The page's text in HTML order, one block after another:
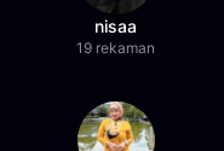
nisaa
19 rekaman